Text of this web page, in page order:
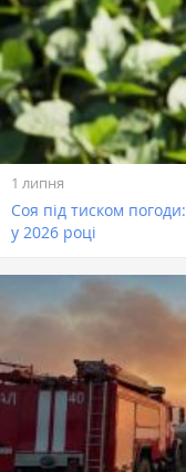
1 липня
Соя під тиском
у 2026 році